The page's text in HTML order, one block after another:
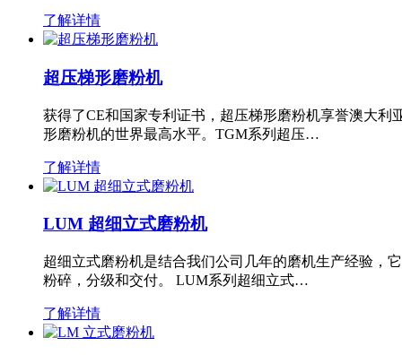
了解详情
超压梯形磨粉机
获得了CE和国家专利证书，超压梯形磨粉机享誉澳大
形磨粉机的世界最高水平。TGM系列超压…
了解详情
LUM 超细立式磨粉机
超细立式磨粉机是结合我们公司几年的磨机生产经验，
粉碎，分级和交付。 LUM系列超细立式…
了解详情